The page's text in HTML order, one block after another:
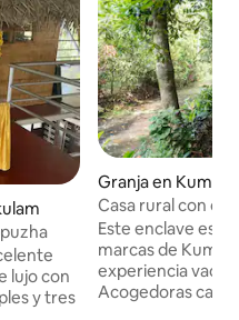
lujo con
y tres
Granja en
Casa rural con
Este enclave es
marcas de
experiencia
Acogedoras